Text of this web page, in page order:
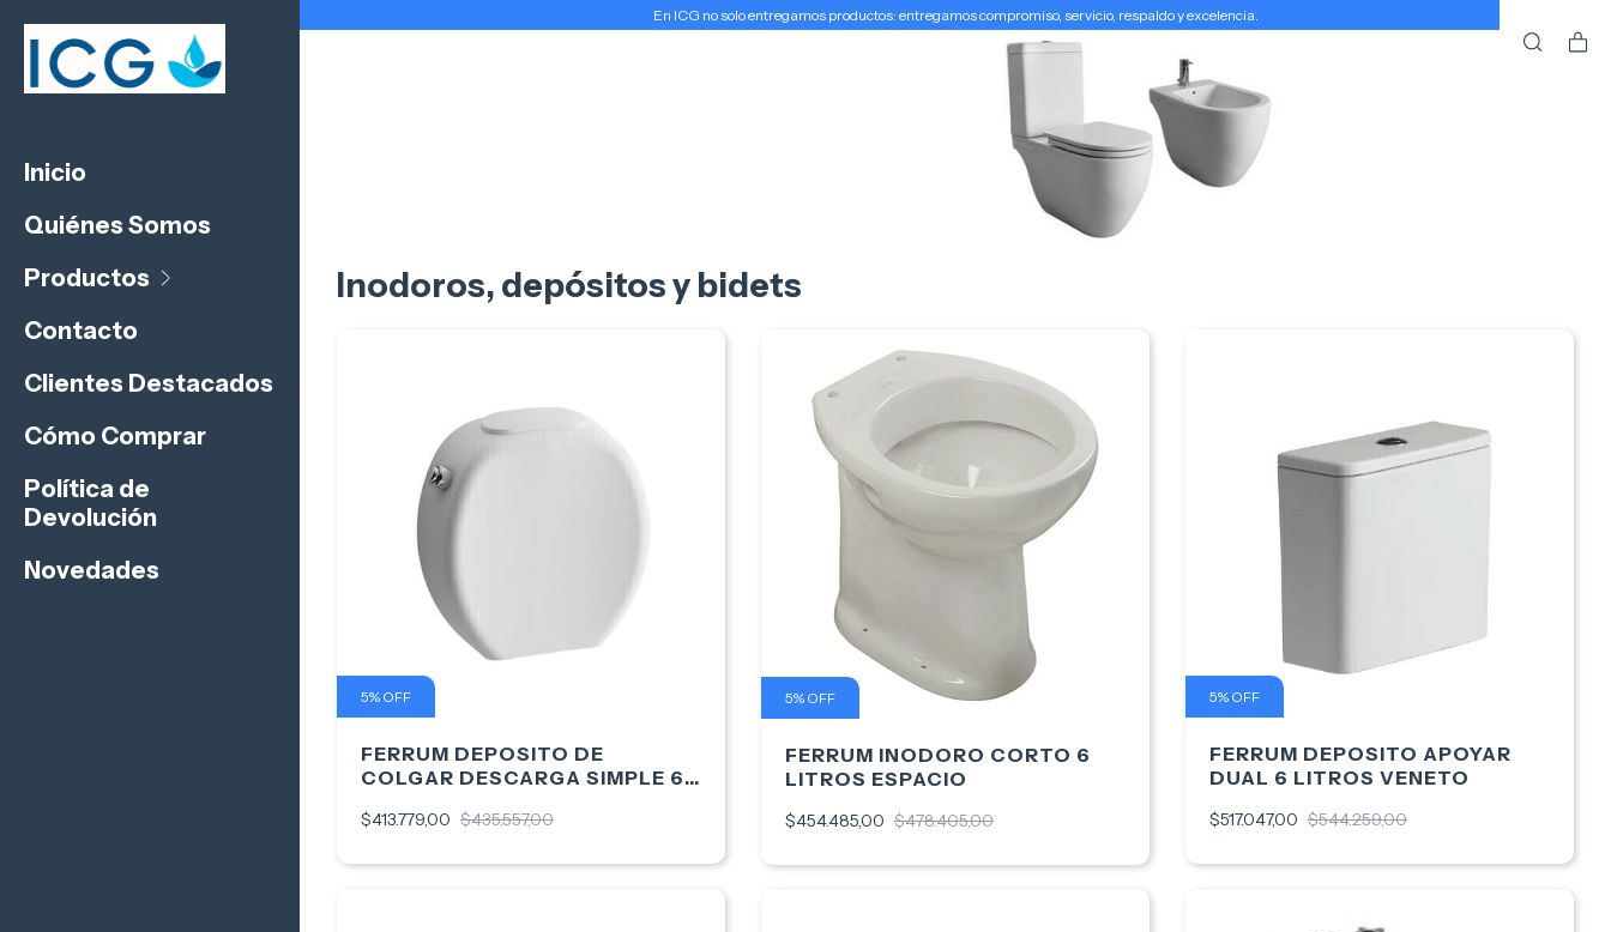
Inicio
Quiénes Somos
Productos
Contacto
Clientes Destacados
Cómo Comprar
Política de
Devolución
Novedades
En ICG no solo entregamos productos: entregamos compromiso, servicio, respaldo y excelencia.
Inodoros, depósitos y bidets
5% OFF
FERRUM DEPOSITO DE
COLGAR DESCARGA SIMPLE 6L
$413.779,00 $435.557,00
5% OFF
FERRUM INODORO CORTO 6
LITROS ESPACIO
$454.485,00 $478.405,00
5% OFF
FERRUM DEPOSITO APOYAR
DUAL 6 LITROS VENETO
$517.047,00 $544.259,00